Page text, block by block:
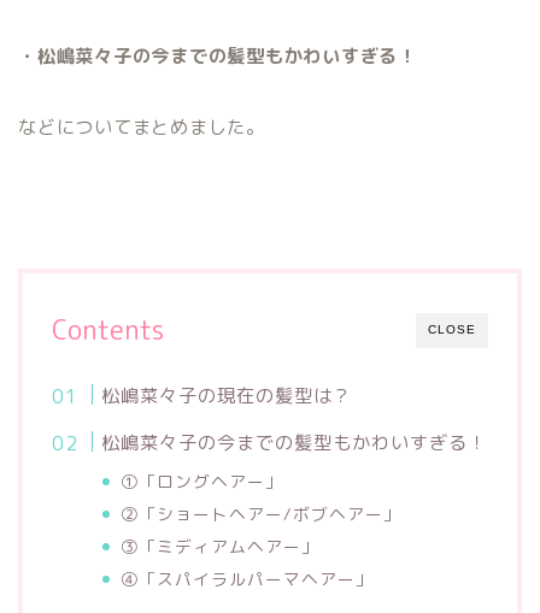
・松嶋菜々子の今までの髪型もかわいすぎる！
などについてまとめました。
CLOSE
Contents
松嶋菜々子の現在の髪型は？
松嶋菜々子の今までの髪型もかわいすぎる！
①「ロングヘアー」
②「ショートヘアー/ボブヘアー」
③「ミディアムヘアー」
④「スパイラルパーマヘアー」